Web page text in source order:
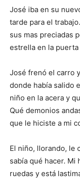
José iba en su
tarde para el
sus mas preciadas
estrella en la puerta
José frenó el carro
donde había salido
niño en la acera y
Qué demonios
que le hiciste a mi
El niño, llorando, le
sabía qué hacer. Mi
ruedas y está